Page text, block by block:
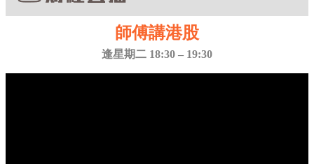
師傅講港股
逢星期二 18:30 – 19:30